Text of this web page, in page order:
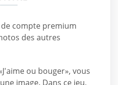
compte premium
des autres
ou bouger», vous
image. Dans ce jeu,